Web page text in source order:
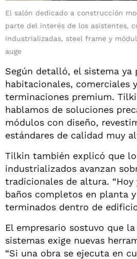
El salón dedicado a construcción
parte del interés de los asistentes,
industrializadas, steel frame y
auge
Según detalló, el sistema ya
habitacionales, comerciales
terminaciones premium.
hablamos de soluciones
módulos con diseño,
estándares de calidad muy
Tilkin también explicó que
industrializados avanzan
tradicionales de altura. “Hoy
baños completos en planta
terminados dentro de
El empresario sostuvo que
sistemas exige nuevas
“Si una obra se ejecuta en